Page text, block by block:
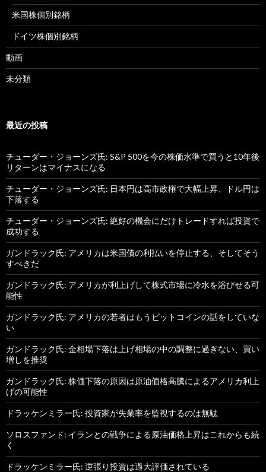
米国株個別銘柄
ドイツ株個別銘柄
動画
未分類
最近の投稿
チューダー・ジョーンズ氏: S&P 500を今の株価水準で買うと10年後
リターンはマイナスになる
チューダー・ジョーンズ氏: 日本円は高市政権で大幅上昇、ドル円は
下落する
チューダー・ジョーンズ氏: 絶好の機会にだけトレードすれば投資で
成功する
ガンドラック氏: アメリカは米国債の利払いを停止する、そしてそう
すべきだ
ガンドラック氏: アメリカが利上げして株式市場に冷水を浴びせる可
能性
ガンドラック氏: アメリカの若者はもうビットコインの話をしていな
い
ガンドラック氏: 金相場下落は上げ相場の中の調整に過ぎない、買い
増しを推奨
ガンドラック氏: 株価下落の原因は原油価格高騰によるアメリカ利上
げの可能性
ドラッケンミラー氏: 投資家が失業率を監視するのは無駄
ソロスファンド: イランとの戦争による原油価格上昇はこれからも続
く
ドラッケンミラー氏: 逆張り投資は過大評価されている